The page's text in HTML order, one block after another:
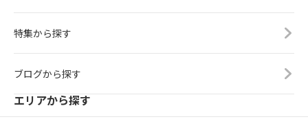
特集から探す
ブログから探す
エリアから探す